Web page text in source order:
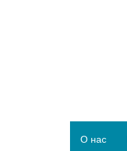
О нас